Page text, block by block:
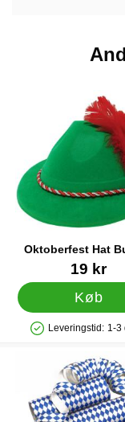
Oktoberfest Hat
Varenr 1321519 kr
Køb
Leveringstid: 1-3
Markér
Markér oktoberfest